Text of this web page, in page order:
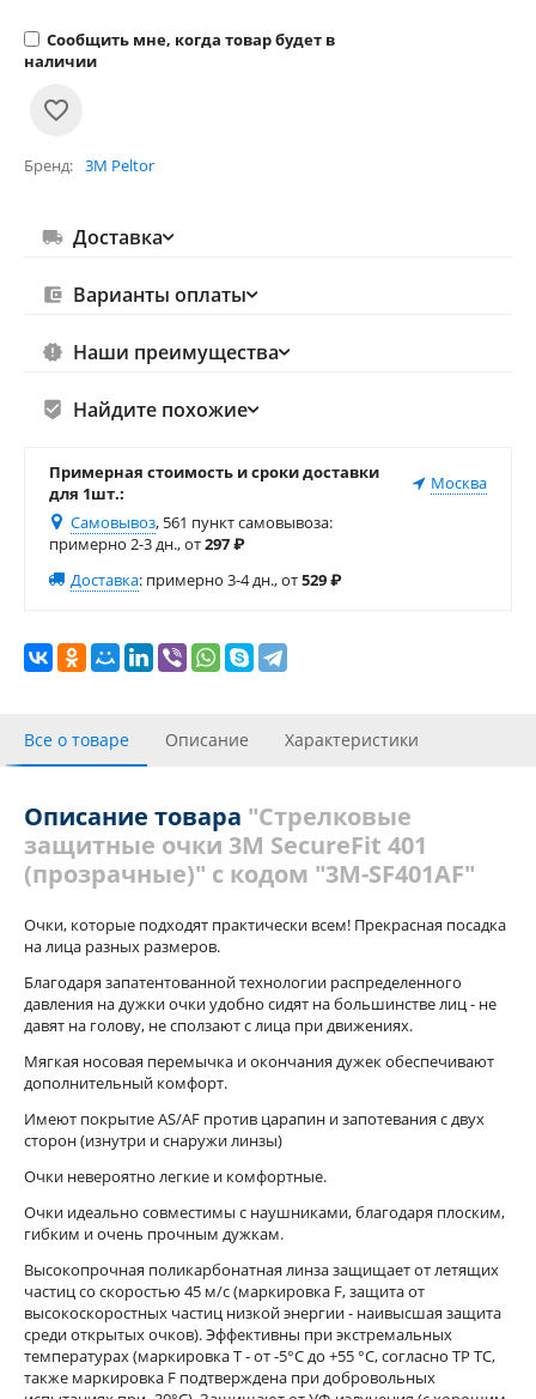
Сообщить мне, когда товар будет в
наличии
Бренд 3M Peltor
Доставка
Варианты оплаты
Наши преимущества
Найдите похожие
Примерная стоимость и сроки доставки
для 1шт.:
Москва
Самовывоз, 561 пункт самовывоза:
примерно 2-3 дн., от297₽
Доставка: примерно 3-4 дн., от529₽
Все о товаре Описание Характеристики
Описание товара "Стрелковые
защитные очки 3М SecureFit 401
(прозрачные)" с кодом "3M-SF401AF"
Очки, которые подходят практически всем! Прекрасная посадка
на лица разных размеров.
Благодаря запатентованной технологии распределенного
давления на дужки очки удобно сидят на большинстве лиц - не
давят на голову, не сползают с лица при движениях.
Мягкая носовая перемычка и окончания дужек обеспечивают
дополнительный комфорт.
Имеют покрытие AS/AF против царапин и запотевания с двух
сторон (изнутри и снаружи линзы)
Очки невероятно легкие и комфортные.
Очки идеально совместимы с наушниками, благодаря плоским,
гибким и очень прочным дужкам.
Высокопрочная поликарбонатная линза защищает от летящих
частиц со скоростью 45 м/с (маркировка F, защита от
высокоскоростных частиц низкой энергии - наивысшая защита
среди открытых очков). Эффективны при экстремальных
температурах (маркировка Т - от -5°С до +55 °С, согласно ТР ТС,
также маркировка F подтверждена при добровольных